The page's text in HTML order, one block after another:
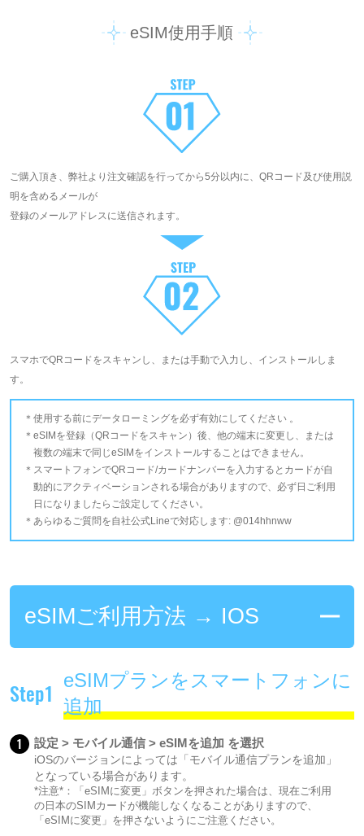
eSIM使用手順
ご購入頂き、弊社より注文確認を行ってから5分以内に、QRコード及び使用説
明を含めるメールが
登録のメールアドレスに送信されます。
スマホでQRコードをスキャンし、または手動で入力し、インストールしま
す。
使用する前にデータローミングを必ず有効にしてください 。
eSIMを登録（QRコードをスキャン）後、他の端末に変更し、または
複数の端末で同じeSIMをインストールすることはできません。
スマートフォンでQRコード/カードナンバーを入力するとカードが自
動的にアクティベーションされる場合がありますので、必ず日ご利用
日になりましたらご設定してください。
あらゆるご質問を自社公式Lineで対応します: @014hhnww
eSIMご利用方法 → IOS
Step1
eSIMプランをスマートフォンに
追加
1 設定 > モバイル通信 > eSIMを追加 を選択
iOSのバージョンによっては「モバイル通信プランを追加」
となっている場合があります。
*注意*：「eSIMに変更」ボタンを押された場合は、現在ご利用
の日本のSIMカードが機能しなくなることがありますので、
「eSIMに変更」を押さないようにご注意ください。